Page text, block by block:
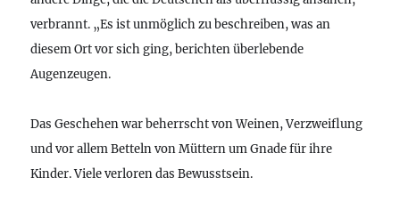
verbrannt. „Es ist unmöglich zu beschreiben, was an
diesem Ort vor sich ging, berichten überlebende
Augenzeugen.
Das Geschehen war beherrscht von Weinen, Verzweiflung
und vor allem Betteln von Müttern um Gnade für ihre
Kinder. Viele verloren das Bewusstsein.